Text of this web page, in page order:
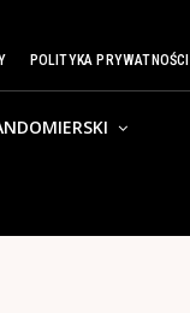
POLITYKA PRYWATNOŚCI